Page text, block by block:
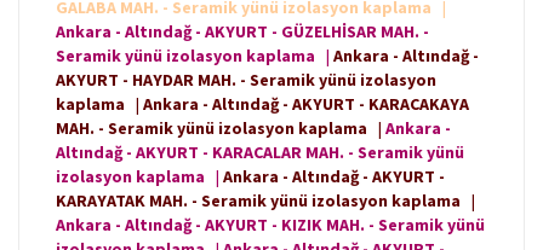
GALABA MAH. - Seramik yünü izolasyon kaplama
|
Ankara - Altındağ - AKYURT - GÜZELHİSAR MAH. -
Seramik yünü izolasyon kaplama | Ankara - Altındağ -
AKYURT - HAYDAR MAH. - Seramik yünü izolasyon
kaplama | Ankara - Altındağ - AKYURT - KARACAKAYA
MAH. - Seramik yünü izolasyon kaplama | Ankara -
Altındağ - AKYURT - KARACALAR MAH. - Seramik yünü
izolasyon kaplama | Ankara - Altındağ - AKYURT -
KARAYATAK MAH. - Seramik yünü izolasyon kaplama |
Ankara - Altındağ - AKYURT - KIZIK MAH. - Seramik yünü